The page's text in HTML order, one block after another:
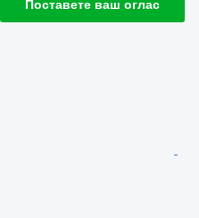
Поставете ваш оглас